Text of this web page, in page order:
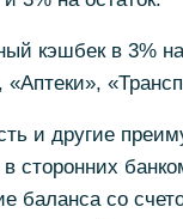
кэшбек в 3%
«Аптеки»,
и другие
сторонних
баланса со